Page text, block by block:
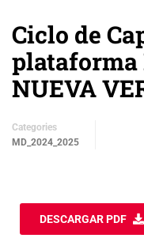
Ciclo de
plataforma
NUEVA
Categories
MD_2024_2025
DESCARGAR PDF